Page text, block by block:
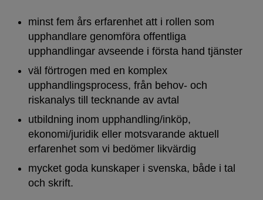
minst fem års erfarenhet att i rollen som
upphandlare genomföra offentliga
upphandlingar avseende i första hand tjänster
väl förtrogen med en komplex
upphandlingsprocess, från behov- och
riskanalys till tecknande av avtal
utbildning inom upphandling/inköp,
ekonomi/juridik eller motsvarande aktuell
erfarenhet som vi bedömer likvärdig
mycket goda kunskaper i svenska, både i tal
och skrift.